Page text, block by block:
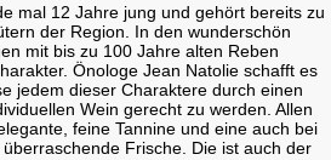
mal 12 Jahre jung und gehört bereits zu
der Region. In den wunderschön
mit bis zu 100 Jahre alten Reben
Önologe Jean Natolie schafft es
jedem dieser Charaktere durch einen
Wein gerecht zu werden. Allen
feine Tannine und eine auch bei
Frische. Die ist auch der